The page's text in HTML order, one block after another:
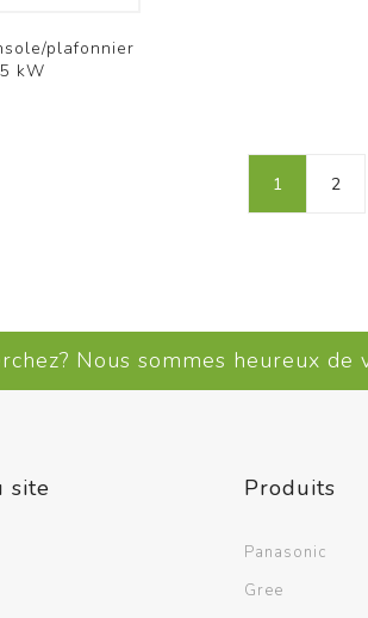
plafonnier
kW
1 2
Nous sommes heureux
site Produits
Panasonic
Gree